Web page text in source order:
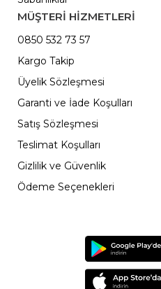
MÜŞTERİ HİZMETLERİ
0850 532 73 57
Kargo Takip
Üyelik Sözleşmesi
Garanti ve İade Koşulları
Satış Sözleşmesi
Teslimat Koşulları
Gizlilik ve Güvenlik
Ödeme Seçenekleri